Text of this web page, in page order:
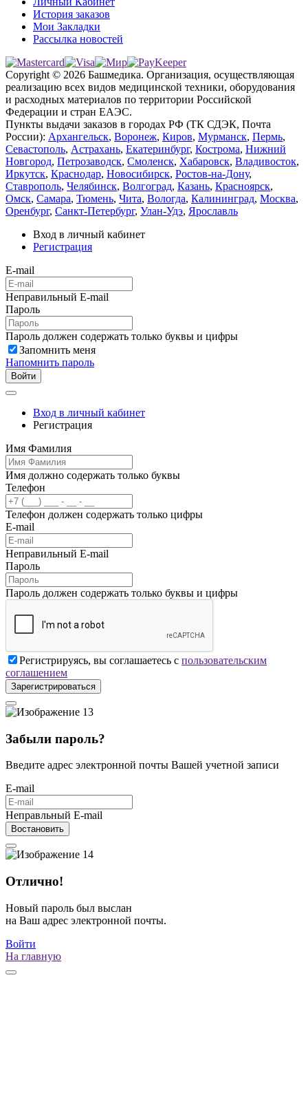
История заказов
Мои Закладки
Рассылка новостей
Copyright © 2026 Башмедика. Организация, осуществляющая
реализацию всех видов медицинской техники, оборудования
и расходных материалов по территории Российской
Федерации и стран ЕАЭС.
Пункты выдачи заказов в городах РФ (ТК СДЭК, Почта
России): Архангельск, Воронеж, Киров, Мурманск, Пермь,
Севастополь, Астрахань, Екатеринбург, Кострома, Нижний
Новгород, Петрозаводск, Смоленск, Хабаровск, Владивосток,
Иркутск, Краснодар, Новосибирск, Ростов-на-Дону,
Ставрополь, Челябинск, Волгоград, Казань, Красноярск,
Омск, Самара, Тюмень, Чита, Вологда, Калининград, Москва,
Оренбург, Санкт-Петербург, Улан-Удэ, Ярославль
Вход в личный кабинет
Регистрация
E-mail
Неправильный E-mail
Пароль
Пароль должен содержать только буквы и цифры
Запомнить меня
Напомнить пароль
Войти
Вход в личный кабинет
Регистрация
Имя Фамилия
Имя должно содержать только буквы
Телефон
Телефон должен содержать только цифры
E-mail
Неправильный E-mail
Пароль
Пароль должен содержать только буквы и цифры
Регистрируясь, вы соглашаетесь с пользовательским
соглашением
Зарегистрироваться
Забыли пароль?
Введите адрес электронной почты Вашей учетной записи
E-mail
Неправльный E-mail
Востановить
Отлично!
Новый пароль был выслан
на Ваш адрес электронной почты.
Войти
На главную